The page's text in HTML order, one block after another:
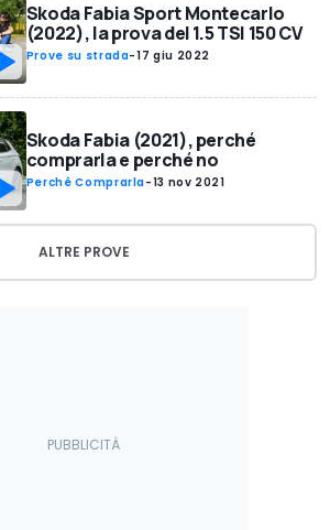
Skoda Fabia Sport Montecarlo
(2022), la prova del 1.5 TSI 150 CV
Prove su strada-17 giu 2022
Skoda Fabia (2021), perché
comprarla e perché no
Perché Comprarla-13 nov 2021
ALTRE PROVE